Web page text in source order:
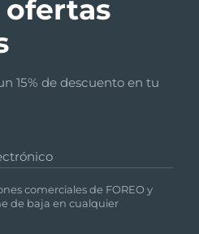
ofertas
15% de descuento en tu
comerciales de FOREO y
de baja en cualquier